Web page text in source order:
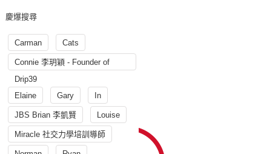
慶爆搜尋
Carman Cats
Connie 李玥穎 - Founder of
Drip39
Elaine
Gary In
JBS Brian 李凱賢 Louise
Miracle 社交力學培訓導師